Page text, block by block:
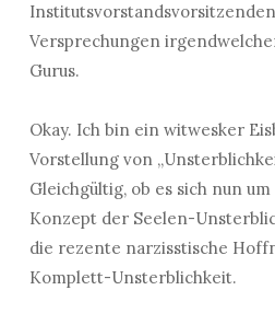
Versprechungen
Gurus.
Okay. Ich bin ein witwesker
Vorstellung von
Gleichgültig, ob es sich nun
Konzept der Seelen-
die rezente narzisstische
Komplett-Unsterblichkeit.